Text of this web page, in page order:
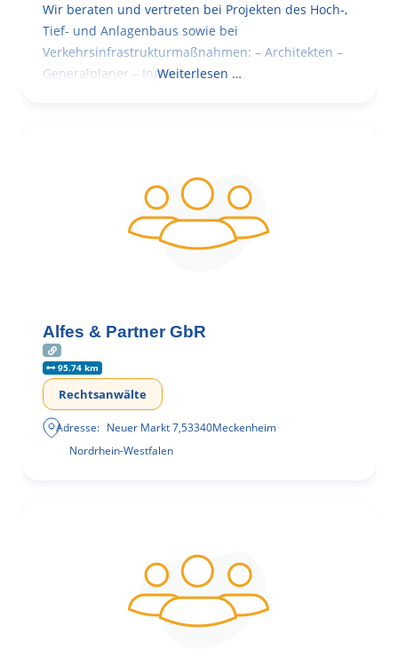
Wir beraten und vertreten bei Projekten des Hoch-,
Tief- und Anlagenbaus sowie bei
Verkehrsinfrastrukturmaßnahmen: – Architekten –
Generalplaner – Ingenieure
Weiterlesen …
Alfes & Partner GbR
95.74 km
Rechtsanwälte
Adresse: Neuer Markt 7,53340Meckenheim
Nordrhein-Westfalen